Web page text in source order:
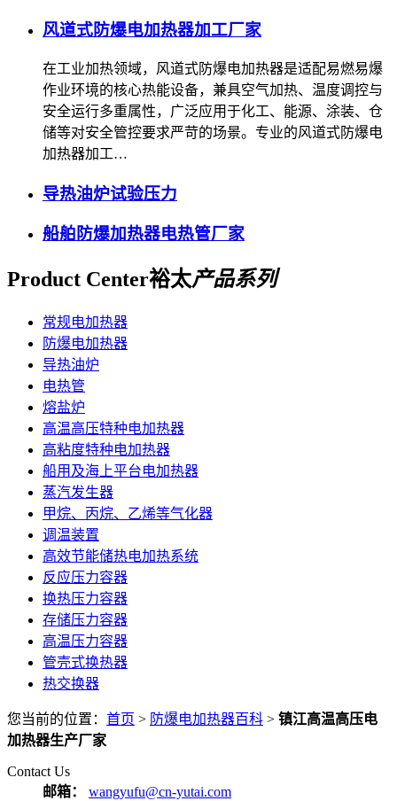
风道式防爆电加热器加工厂家
在工业加热领域，风道式防爆电加热器是适配易燃易爆
作业环境的核心热能设备，兼具空气加热、温度调控与
安全运行多重属性，广泛应用于化工、能源、涂装、仓
储等对安全管控要求严苛的场景。专业的风道式防爆电
加热器加工…
导热油炉试验压力
船舶防爆加热器电热管厂家
Product Center裕太产品系列
常规电加热器
防爆电加热器
导热油炉
电热管
熔盐炉
高温高压特种电加热器
高粘度特种电加热器
船用及海上平台电加热器
蒸汽发生器
甲烷、丙烷、乙烯等气化器
调温装置
高效节能储热电加热系统
反应压力容器
换热压力容器
存储压力容器
高温压力容器
管壳式换热器
热交换器
您当前的位置： 首页 > 防爆电加热器百科 > 镇江高温高压电
加热器生产厂家
Contact Us
邮箱：
wangyufu@cn-yutai.com